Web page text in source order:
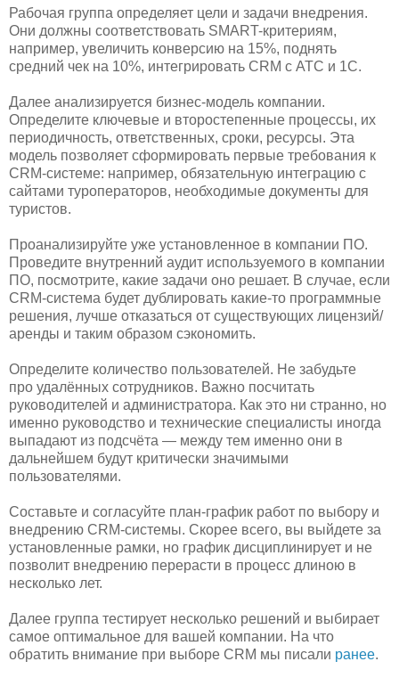
Рабочая группа определяет цели и задачи внедрения.
Они должны соответствовать SMART-критериям,
например, увеличить конверсию на 15%, поднять
средний чек на 10%, интегрировать CRM с АТС и 1С.
Далее анализируется бизнес-модель компании.
Определите ключевые и второстепенные процессы, их
периодичность, ответственных, сроки, ресурсы. Эта
модель позволяет сформировать первые требования к
CRM-системе: например, обязательную интеграцию с
сайтами туроператоров, необходимые документы для
туристов.
Проанализируйте уже установленное в компании ПО.
Проведите внутренний аудит используемого в компании
ПО, посмотрите, какие задачи оно решает. В случае, если
CRM-система будет дублировать какие-то программные
решения, лучше отказаться от существующих лицензий/
аренды и таким образом сэкономить.
Определите количество пользователей. Не забудьте
про удалённых сотрудников. Важно посчитать
руководителей и администратора. Как это ни странно, но
именно руководство и технические специалисты иногда
выпадают из подсчёта — между тем именно они в
дальнейшем будут критически значимыми
пользователями.
Составьте и согласуйте план-график работ по выбору и
внедрению CRM-системы. Скорее всего, вы выйдете за
установленные рамки, но график дисциплинирует и не
позволит внедрению перерасти в процесс длиною в
несколько лет.
Далее группа тестирует несколько решений и выбирает
самое оптимальное для вашей компании. На что
обратить внимание при выборе CRM мы писали ранее.